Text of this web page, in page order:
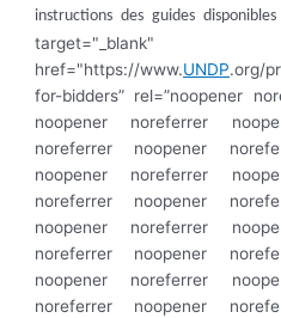
instructions des guides
target="_blank"
href="https://www.UNDP.org/
for-bidders” rel=”noopener
noopener noreferrer
noreferrer noopener
noopener noreferrer
noreferrer noopener
noopener noreferrer
noreferrer noopener
noopener noreferrer
noreferrer noopener